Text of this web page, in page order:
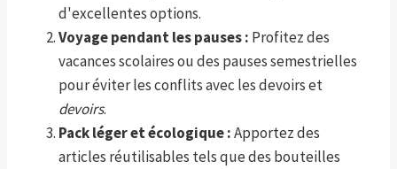
d'excellentes options.
Voyage pendant les pauses : Profitez des
vacances scolaires ou des pauses semestrielles
pour éviter les conflits avec les devoirs et
devoirs.
Pack léger et écologique :Apportez des
articles réutilisables tels que des bouteilles